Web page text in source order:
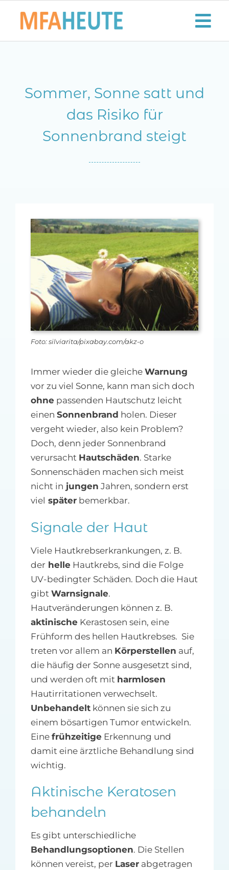
Inhalt
Aktuelles
MFA-heute Newsletter-Anmeldung
Über uns
Ihre Werbung auf MFA-heute.de
Suche
nach:
Sommer, Sonne satt und
das Risiko für
Sonnenbrand steigt
Foto: silviarita/pixabay.com/akz-o
Immer wieder die gleiche Warnung
vor zu viel Sonne, kann man sich doch
ohnepassenden Hautschutz leicht
einen Sonnenbrand holen. Dieser
vergeht wieder, also kein Problem?
Doch, denn jeder Sonnenbrand
verursacht Hautschäden. Starke
Sonnenschäden machen sich meist
nicht in jungen Jahren, sondern erst
viel späterbemerkbar.
Signale der Haut
Viele Hautkrebserkrankungen, z. B.
derhelleHautkrebs, sind die Folge
UV-bedingter Schäden. Doch die Haut
gibt Warnsignale.
Hautveränderungen können z. B.
aktinischeKerastosen sein, eine
Frühform des hellen Hautkrebses. Sie
treten vor allem an Körperstellen auf,
die häufig der Sonne ausgesetzt sind,
und werden oft mit harmlosen
Hautirritationen verwechselt.
Unbehandeltkönnen sie sich zu
einem bösartigen Tumor entwickeln.
Eine frühzeitigeErkennung und
damit eine ärztliche Behandlung sind
wichtig.
Aktinische Keratosen
behandeln
Es gibt unterschiedliche
Behandlungsoptionen. Die Stellen
können vereist, per Laserabgetragen